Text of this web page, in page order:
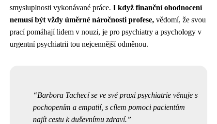
smysluplnosti vykonávané práce. I když finanční ohodnocení
nemusí být vždy úměrné náročnosti profese, vědomí, že svou
prací pomáhají lidem v nouzi, je pro psychiatry a psychology v
urgentní psychiatrii tou nejcennější odměnou.
Barbora Tachecí se ve své praxi psychiatrie věnuje s
pochopením a empatií, s cílem pomoci pacientům
najít cestu k duševnímu zdraví.